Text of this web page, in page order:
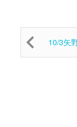
10/3矢